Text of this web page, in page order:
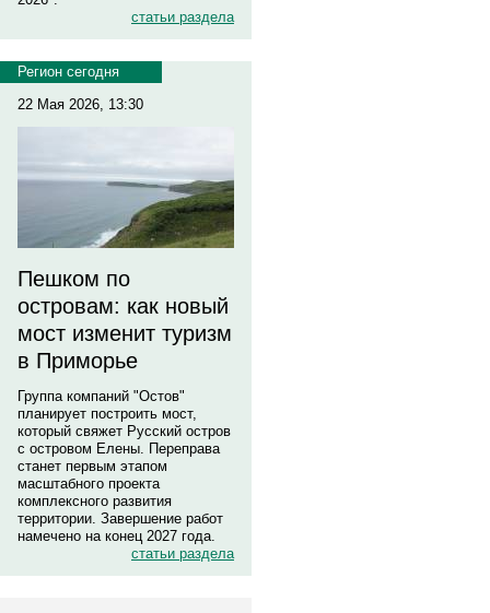
статьи раздела
Регион сегодня
22 Мая 2026, 13:30
Пешком по
островам: как новый
мост изменит туризм
в Приморье
Группа компаний "Остов"
планирует построить мост,
который свяжет Русский остров
с островом Елены. Переправа
станет первым этапом
масштабного проекта
комплексного развития
территории. Завершение работ
намечено на конец 2027 года.
статьи раздела